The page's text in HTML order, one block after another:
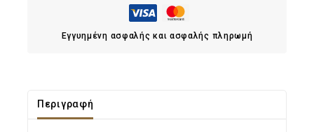
Εγγυημένη ασφαλής και ασφαλής πληρωμή
Περιγραφή